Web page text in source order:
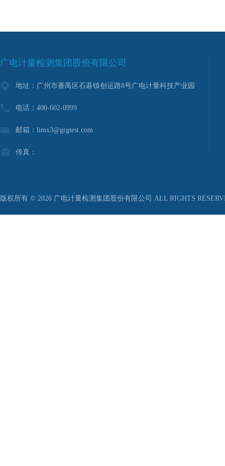
广电计量检测集团股份有限公司
地址：广州市番禺区石碁镇创运路8号广电计量科技产业园
电话：400-602-0999
邮箱：limx3@grgtest.com
传真：
版权所有 © 2026 广电计量检测集团股份有限公司 ALL RIGHTS